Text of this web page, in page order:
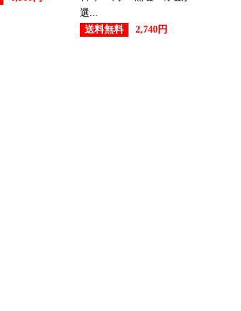
選...
送料無料
2,740円